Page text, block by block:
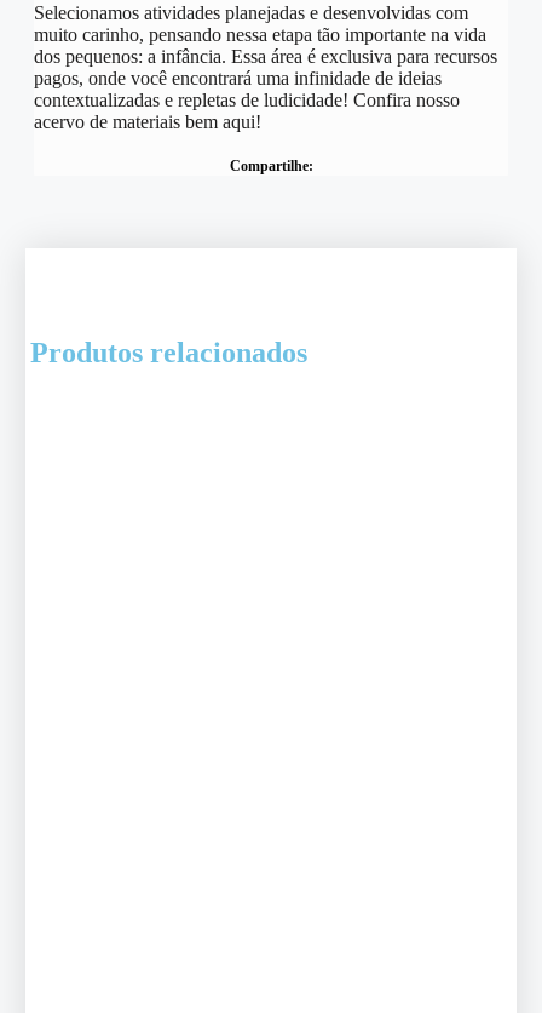
Selecionamos atividades planejadas e desenvolvidas com
muito carinho, pensando nessa etapa tão importante na vida
dos pequenos: a infância. Essa área é exclusiva para recursos
pagos, onde você encontrará uma infinidade de ideias
contextualizadas e repletas de ludicidade! Confira nosso
acervo de materiais bem aqui!
Compartilhe:
Produtos relacionados